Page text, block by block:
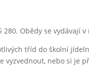
Obědy se vydávají v
tříd do školní
vyzvednout, nebo si je